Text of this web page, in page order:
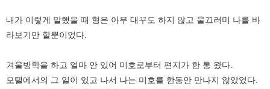
내가 이렇게 말했을 때 형은 아무 대꾸도 하지 않고 물끄러미 나를 바
라보기만 할뿐이었다.
겨울방학을 하고 얼마 안 있어 미호로부터 편지가 한 통 왔다.
모텔에서의 그 일이 있고 나서 나는 미호를 한동안 만나지 않았었다.